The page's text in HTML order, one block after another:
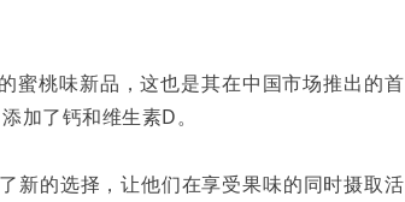
蜜桃味新品，这也是其在中国市场推出的首
加了钙和维生素D。
新的选择，让他们在享受果味的同时摄取活